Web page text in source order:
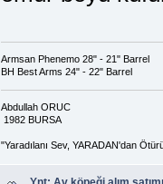
Armsan Phenemo 28" - 21" Barrel
BH Best Arms 24" - 22" Barrel
Abdullah ORUC
1982 BURSA
"Yaradılanı Sev, YARADAN'dan